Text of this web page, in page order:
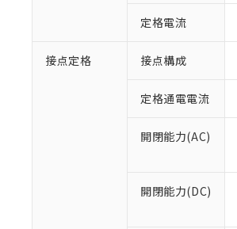
定格電流
接点定格 接点構成
定格通電電流
開閉能力(AC)
開閉能力(DC)